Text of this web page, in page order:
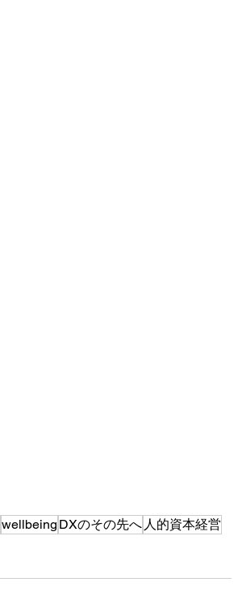
wellbeing DXのその先へ 人的資本経営